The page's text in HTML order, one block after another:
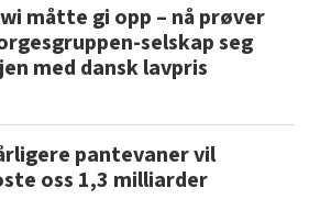
måtte gi opp – nå prøver
selskap seg
med dansk lavpris
pantevaner vil
oss 1,3 milliarder